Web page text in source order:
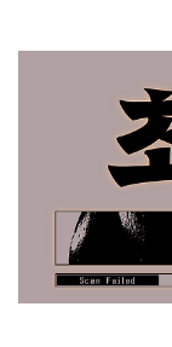
이야기 톡톡 남겨
「어반노트」 어
물씬 나는 귀엽고
흘려 쓰고, 마음
담겨있습니다. 그
나는 것 같아요.
질감인 것 같아요
디테일이란…! 또
동시에 또박또박